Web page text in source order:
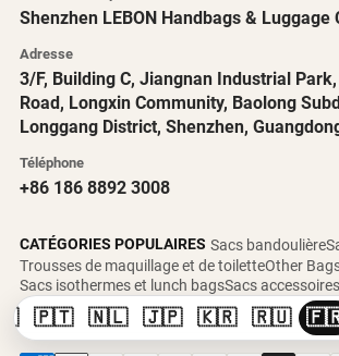
Shenzhen LEBON Handbags & Luggage
Adresse
3/F, Building C, Jiangnan Industrial
Road, Longxin Community, Baolong
Longgang District, Shenzhen,
Téléphone
+86 186 8892 3008
CATÉGORIES POPULAIRES Sacs bandoulière
Trousses de maquillage et de toiletteOther
Sacs isothermes et lunch bagsSacs accessoires
🇵🇹 🇳🇱 🇯🇵 🇰🇷 🇷🇺